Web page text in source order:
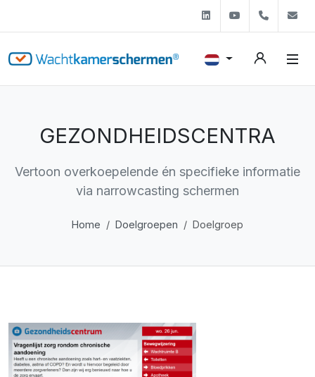
LinkedinYoutube+31
GEZONDHEIDSCENTRA
Vertoon overkoepelende én specifieke informatie
via narrowcasting schermen
Home Doelgroepen Doelgroep